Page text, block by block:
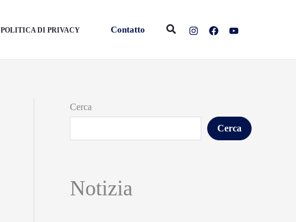
POLITICA DI PRIVACY Contatto Cerca
Cerca
Cerca
Notizia